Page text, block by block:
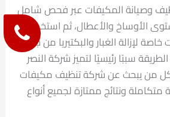
وصيانة المكيفات عبر فحص شامل
الأوساخ والأعطال، ثم استخدام
لإزالة الغبار والبكتيريا من جميع
سببًا رئيسيًا لتميز شركة النصر
لكل من يبحث عن شركة تنظيف مكيفات
ونتائج ممتازة لجميع أنواع